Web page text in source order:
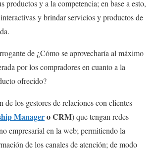
productos y a la competencia; en base a esto,
y brindar servicios y productos de
de ¿Cómo se aprovecharía al máximo
por los compradores en cuanto a la
ofrecido?
de los gestores de relaciones con clientes
Managero CRM) que tengan redes
empresarial en la web; permitiendo la
de los canales de atención; de modo